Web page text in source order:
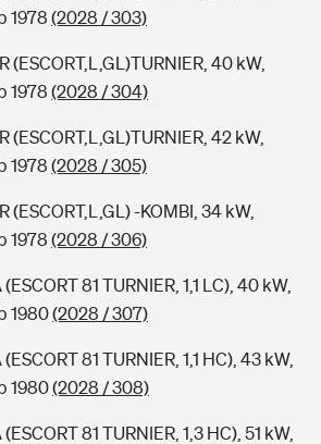
1978 (2028 / 303)
(ESCORT,L,GL)TURNIER, 40 kW,
1978 (2028 / 304)
(ESCORT,L,GL)TURNIER, 42 kW,
1978 (2028 / 305)
(ESCORT,L,GL) -KOMBI, 34 kW,
1978 (2028 / 306)
81 TURNIER, 1,1 LC), 40 kW,
1980(2028 / 307)
81 TURNIER, 1,1 HC), 43 kW,
1980(2028 / 308)
81 TURNIER, 1,3 HC), 51 kW,